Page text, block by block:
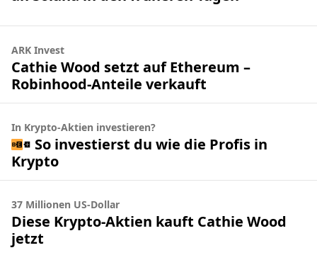
ARK Invest
Cathie Wood setzt auf Ethereum –
Robinhood-Anteile verkauft
In Krypto-Aktien investieren?
So investierst du wie die Profis in
Krypto
37 Millionen US-Dollar
Diese Krypto-Aktien kauft Cathie Wood
jetzt